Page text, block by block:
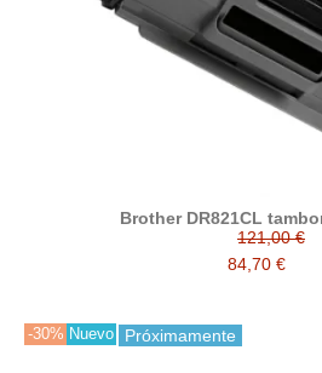
Brother DR821CL
121,00 €
84,70 €
-30% Nuevo Próximamente